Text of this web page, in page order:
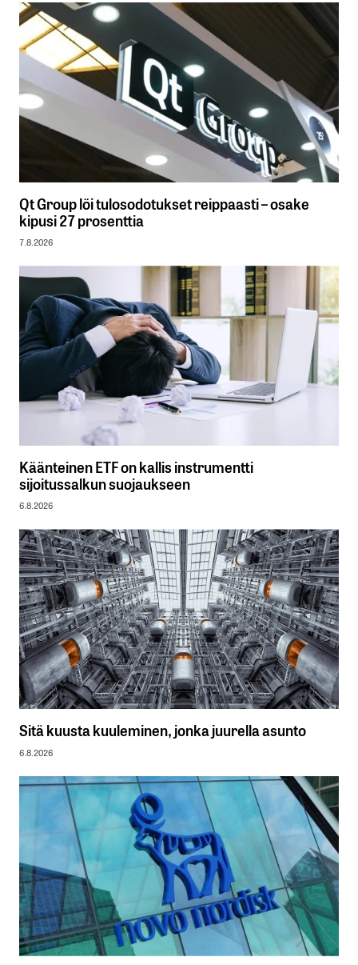
Qt Group löi tulosodotukset reippaasti – osake
kipusi 27 prosenttia
7.8.2026
Käänteinen ETF on kallis instrumentti
sijoitussalkun suojaukseen
6.8.2026
Sitä kuusta kuuleminen, jonka juurella asunto
6.8.2026